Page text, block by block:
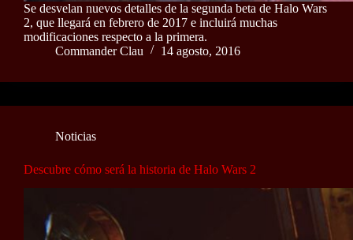
Se desvelan nuevos detalles de la segunda beta de Halo Wars
2, que llegará en febrero de 2017 e incluirá muchas
modificaciones respecto a la primera.
Commander Clau
14 agosto, 2016
Noticias
Descubre cómo será la historia de Halo Wars 2